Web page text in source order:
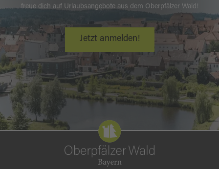
freue dich auf Urlaubsangebote aus dem Oberpfälzer Wald!
Jetzt anmelden!